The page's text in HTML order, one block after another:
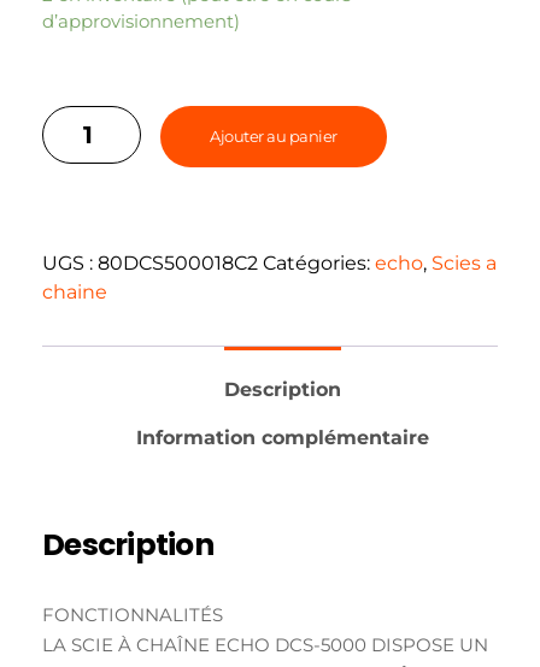
d’approvisionnement)
Ajouter au panier
UGS : 80DCS500018C2 Catégories: echo, Scies a
chaine
Description
Information complémentaire
Description
FONCTIONNALITÉS
LA SCIE À CHAÎNE ECHO DCS-5000 DISPOSE UN